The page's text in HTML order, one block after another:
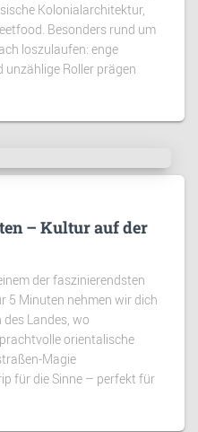
Kolonialarchitektur,
Besonders rund um
loszulaufen: enge
unzählige Roller prägen
– Kultur auf der
der faszinierendsten
5 Minuten nehmen wir dich
Landes, wo
orientalische
Magie
für die Sinne – perfekt für